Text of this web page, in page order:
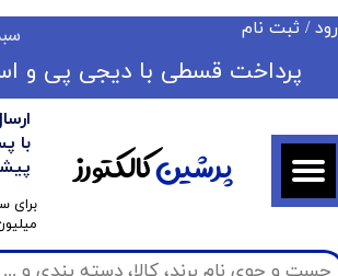
با
/ ثبت نام
حساب کاربری من
تغییر گذر واژه
سفارشات
خروج از حساب کاربری
​​پرداخت قسطی با دیجی پی ​​​​​​​و
پرشینکالکتورز